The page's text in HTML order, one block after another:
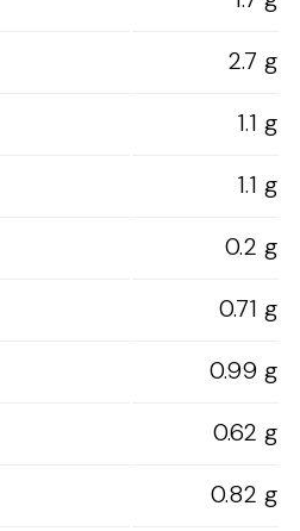
2.7 g
1.1 g
1.1 g
0.2 g
0.71 g
0.99 g
0.62 g
0.82 g